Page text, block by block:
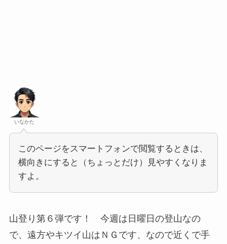
いなかた
このページをスマートフォンで閲覧するときは、
横向きにすると（ちょっとだけ）見やすくなりま
すよ。
山登り第６弾です！ 今週は日曜日の登山なの
で、遠方やキツイ山はＮＧです、なので近くで手